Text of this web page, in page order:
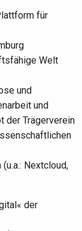
für
Welt
und
und
der Trägerverein
Nextcloud,
der